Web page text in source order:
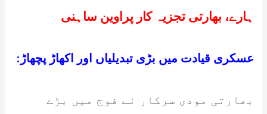
ہارے، بھارتی تجزیہ کار پراوین ساہنی
عسکری قیادت میں بڑی تبدیلیاں اور اکھاڑ پچھاڑ:
بھارتی مودی سرکار نے فوج میں بڑے